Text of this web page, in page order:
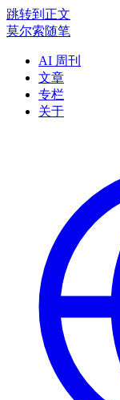
跳转到正文
莫尔索随笔
AI 周刊
文章
专栏
关于